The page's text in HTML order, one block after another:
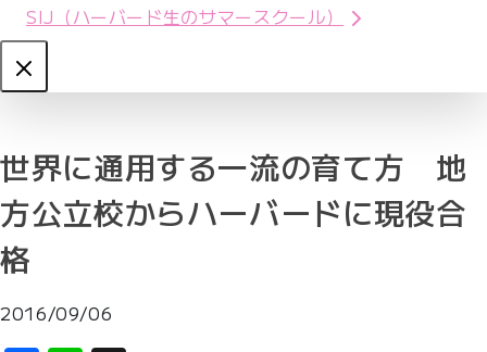
SIJ（ハーバード生のサマースクール）
Close
世界に通用する一流の育て方 地
方公立校からハーバードに現役合
格
2016/09/06